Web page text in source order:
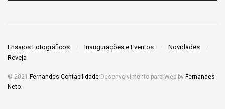
Ensaios Fotográficos Inaugurações e Eventos
Novidades
Reveja
© 2021 Fernandes Contabilidade Desenvolvimento para Web by Fernandes
Neto